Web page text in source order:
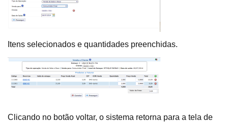
Itens selecionados e quantidades preenchidas.
Clicando no botão voltar, o sistema retorna para a tela de